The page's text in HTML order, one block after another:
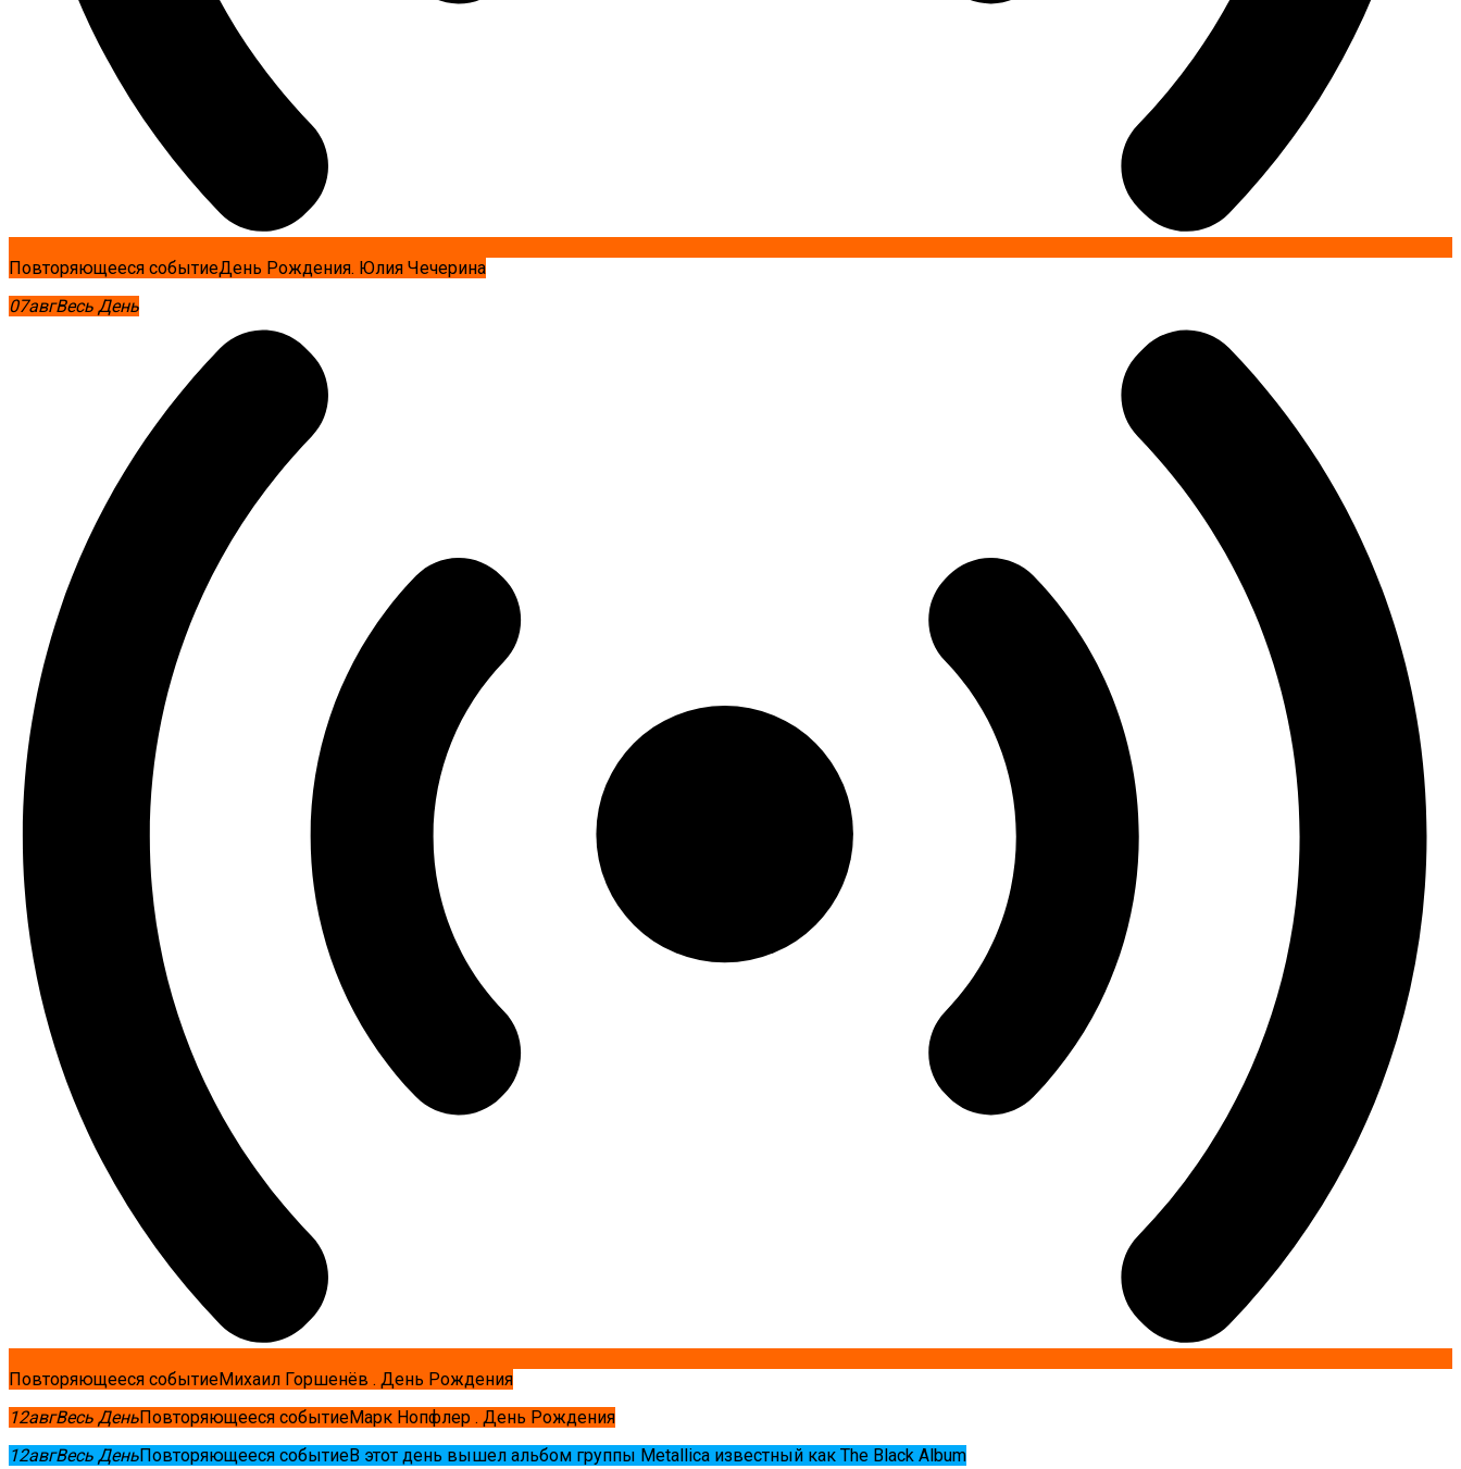
Повторяющееся событиеДень Рождения. Юлия Чечерина
07авгВесь День
Повторяющееся событиеМихаил Горшенёв . День Рождения
12авгВесь ДеньПовторяющееся событиеМарк Нопфлер . День Рождения
12авгВесь ДеньПовторяющееся событиеВ этот день вышел альбом группы Metallica известный как The Black Album